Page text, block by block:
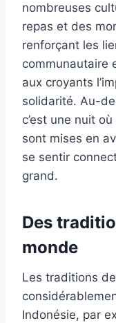
nombreuses
repas et des
renforçant les
communautaire
aux croyants
solidarité. Au-
c’est une nuit
sont mises en
se sentir
grand.
Des
monde
Les traditions
Indonésie, par